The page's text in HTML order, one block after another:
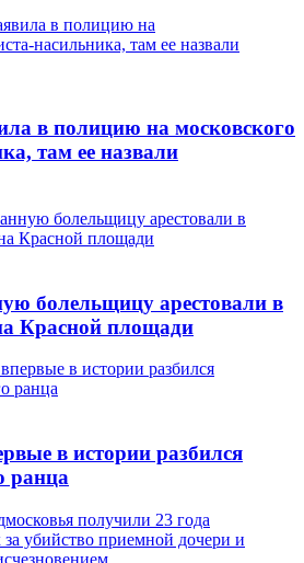
в полицию на московского
там ее назвали
болельщицу арестовали в
Красной площади
в истории разбился
ранца